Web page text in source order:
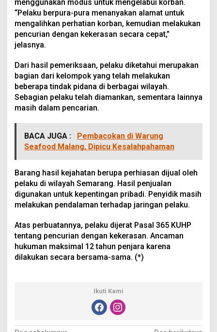
menggunakan modus untuk mengelabui korban.
“Pelaku berpura-pura menanyakan alamat untuk
mengalihkan perhatian korban, kemudian melakukan
pencurian dengan kekerasan secara cepat,”
jelasnya.
Dari hasil pemeriksaan, pelaku diketahui merupakan
bagian dari kelompok yang telah melakukan
beberapa tindak pidana di berbagai wilayah.
Sebagian pelaku telah diamankan, sementara lainnya
masih dalam pencarian.
BACA JUGA :
Pembacokan di Warung
Seafood Malang, Dipicu Kesalahpahaman
Barang hasil kejahatan berupa perhiasan dijual oleh
pelaku di wilayah Semarang. Hasil penjualan
digunakan untuk kepentingan pribadi. Penyidik masih
melakukan pendalaman terhadap jaringan pelaku.
Atas perbuatannya, pelaku dijerat Pasal 365 KUHP
tentang pencurian dengan kekerasan. Ancaman
hukuman maksimal 12 tahun penjara karena
dilakukan secara bersama-sama. (*)
Ikuti Kami